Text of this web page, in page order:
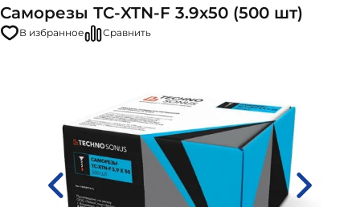
Саморезы ТС-XTN-F 3.9х50 (500 шт)
В избранное Сравнить